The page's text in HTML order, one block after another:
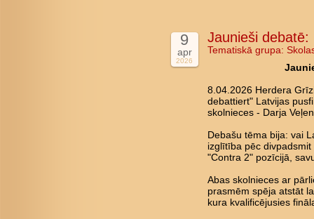
9
apr
2026
Jaunieši debatē:
Tematiskā grupa:
8.04.2026 Herdera
debattiert" Latvijas
skolnieces - Darja
Debašu tēma bija: vai
izglītība pēc
"Contra 2" pozīcijā,
Abas skolnieces ar
prasmēm spēja atstāt
kura kvalificējusies